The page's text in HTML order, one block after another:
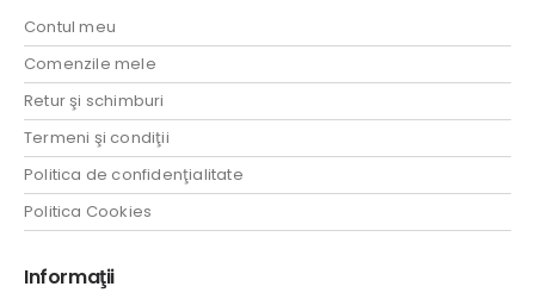
Contul meu
Comenzile mele
Retur şi schimburi
Termeni şi condiţii
Politica de confidenţialitate
Politica Cookies
Informaţii